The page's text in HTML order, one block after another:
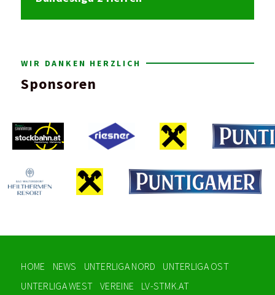
WIR DANKEN HERZLICH
Sponsoren
HOME NEWS UNTERLIGA NORD
UNTERLIGA OST
UNTERLIGA WEST
VEREINE LV-STMK.AT